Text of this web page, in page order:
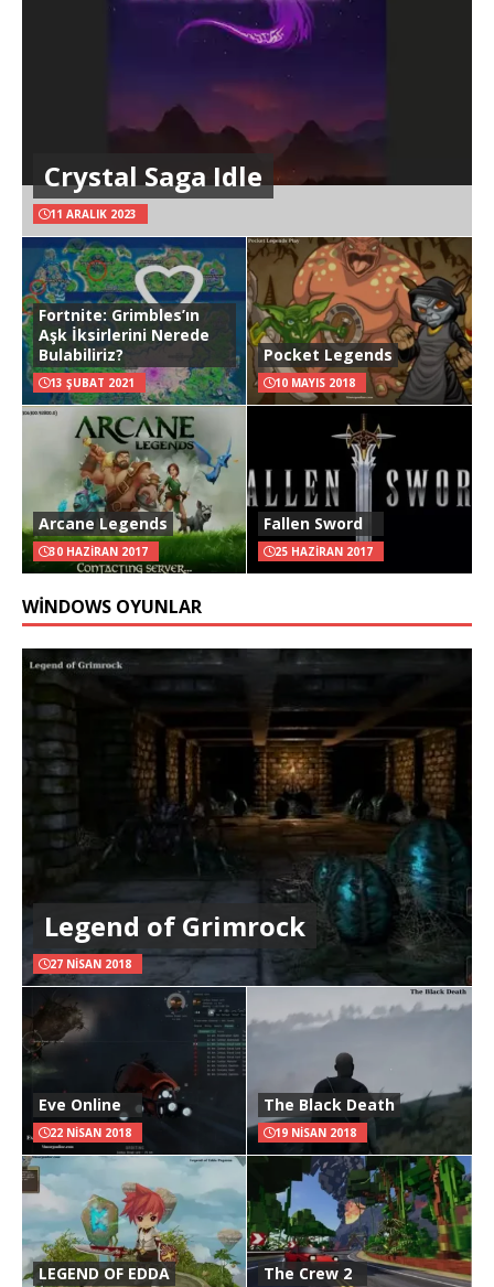
Crystal Saga Idle
11 ARALIK 2023
Fortnite: Grimbles’ın
Aşk İksirlerini Nerede
Bulabiliriz?
13 ŞUBAT 2021
Pocket Legends
10 MAYIS 2018
Arcane Legends
30 HAZIRAN 2017
Fallen Sword
25 HAZIRAN 2017
WINDOWS OYUNLAR
Legend of Grimrock
27 NISAN 2018
Eve Online
22 NISAN 2018
The Black Death
19 NISAN 2018
LEGEND OF EDDA The Crew 2